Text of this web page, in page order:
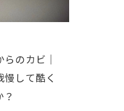
のカビ｜
して酷く